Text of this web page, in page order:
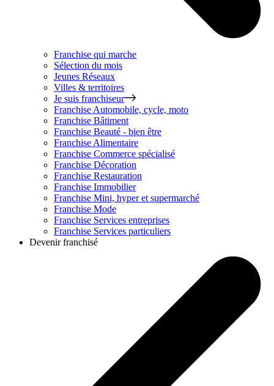
Franchise qui marche
Sélection du mois
Jeunes Réseaux
Villes & territoires
Je suis franchiseur
Franchise Automobile, cycle, moto
Franchise Bâtiment
Franchise Beauté - bien être
Franchise Alimentaire
Franchise Commerce spécialisé
Franchise Décoration
Franchise Restauration
Franchise Immobilier
Franchise Mini, hyper et supermarché
Franchise Mode
Franchise Services entreprises
Franchise Services particuliers
Devenir franchisé